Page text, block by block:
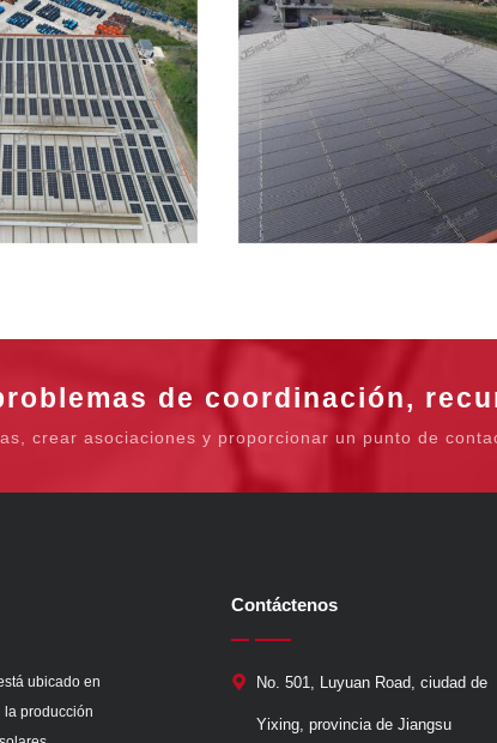
de coordinación,
crear asociaciones y proporcionar un punto de
ubicado en
la producción
Contáctenos
No. 501, Luyuan Road, ciudad de
Yixing, provincia de Jiangsu